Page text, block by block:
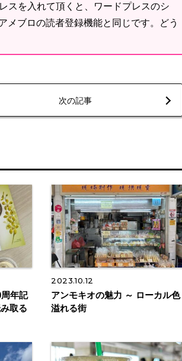
スを入れて頂くと、ワードプレスのシ
メブロの読者登録機能と同じです。どう
次の記事
年記
取る
2023.10.12
アンモキオの魅力 ～ ローカル色
溢れる街